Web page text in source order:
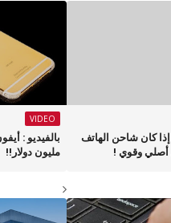
كان شاحن الهاتف
أصلي وقوي !
VIDEO
مليون دولار!!